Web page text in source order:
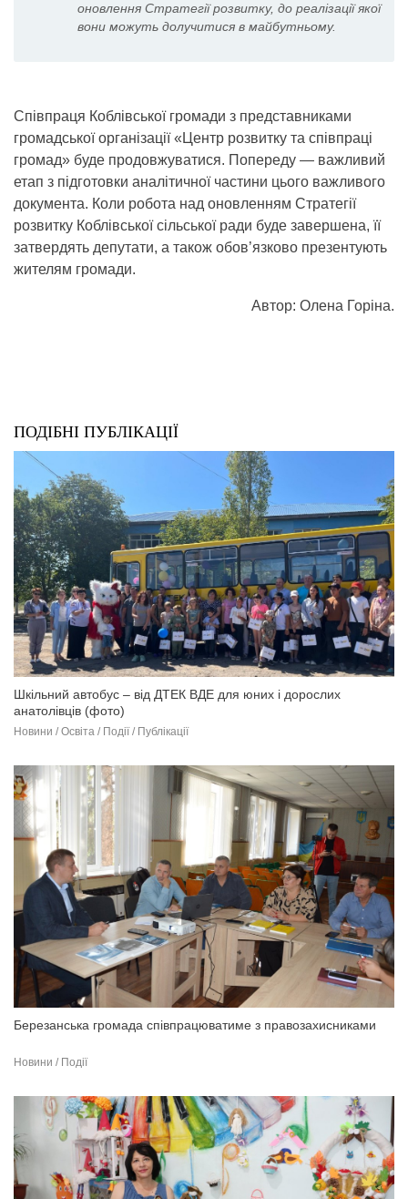
оновлення Стратегії розвитку, до реалізації якої
вони можуть долучитися в майбутньому.
Співпраця Коблівської громади з представниками
громадської організації «Центр розвитку та співпраці
громад» буде продовжуватися. Попереду — важливий
етап з підготовки аналітичної частини цього важливого
документа. Коли робота над оновленням Стратегії
розвитку Коблівської сільської ради буде завершена, її
затвердять депутати, а також обов’язково презентують
жителям громади.
Автор: Олена Горіна.
ПОДІБНІ ПУБЛІКАЦІЇ
Шкільний автобус – від ДТЕК ВДЕ для юних і дорослих
анатолівців (фото)
Новини / Освіта / Події / Публікації
Березанська громада співпрацюватиме з правозахисниками
Новини / Події